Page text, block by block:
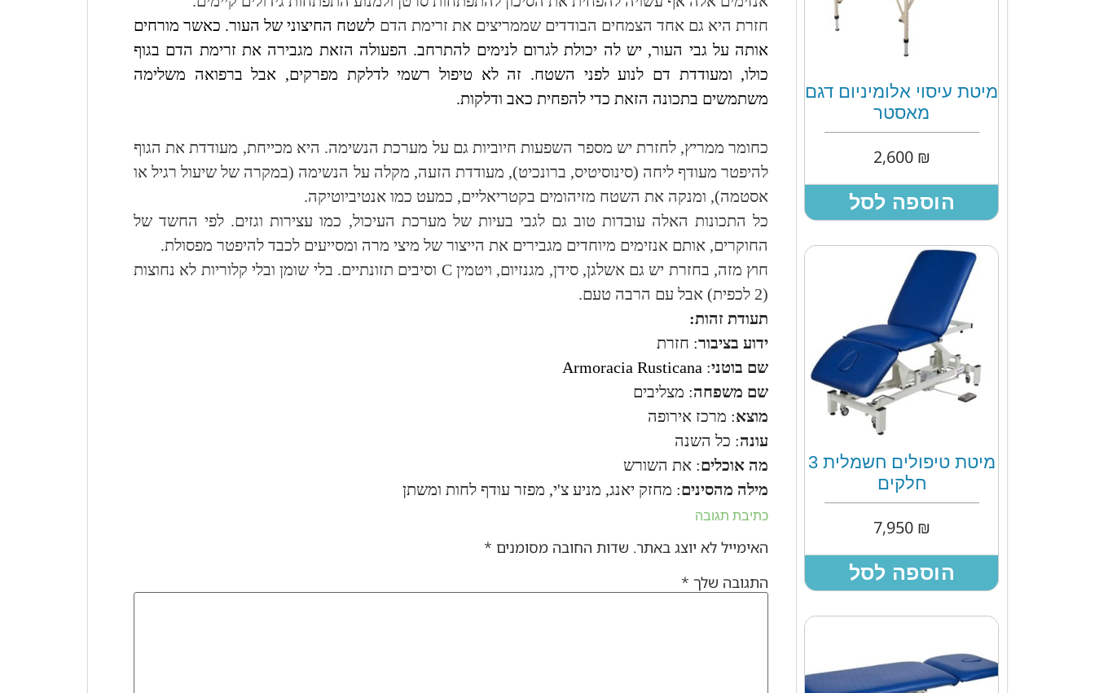
מיטת עיסוי אלומיניום דגם
מאסטר
₪
2,600
הוספה לסל
מיטת טיפולים חשמלית 3
חלקים
₪
7,950
הוספה לסל
חזרת היא גם אחד הצמחים הבודדים שממריצים את זרימת הדם לשטח החיצוני של העור. כאשר מורחים
אותה על גבי העור, יש לה יכולת לגרום לנימים להתרחב. הפעולה הזאת מגבירה את זרימת הדם בגוף
כולו, ומעודדת דם לנוע לפני השטח. זה לא טיפול רשמי לדלקת מפרקים, אבל ברפואה משלימה
משתמשים בתכונה הזאת כדי להפחית כאב ודלקות.
כחומר ממריץ, לחזרת יש מספר השפעות חיוביות גם על מערכת הנשימה. היא מכייחת, מעודדת את הגוף
להיפטר מעודף ליחה (סינוסיטיס, ברונכיט), מעודדת הזעה, מקלה על הנשימה (במקרה של שיעול רגיל או
אסטמה), ומנקה את השטח מזיהומים בקטריאליים, כמעט כמו אנטיביוטיקה.
כל התכונות האלה עובדות טוב גם לגבי בעיות של מערכת העיכול, כמו עצירות וגזים. לפי החשד של
החוקרים, אותם אנזימים מיוחדים מגבירים את הייצור של מיצי מרה ומסייעים לכבד להיפטר מפסולת.
חוץ מזה, בחזרת יש גם אשלגן, סידן, מגנזיום, ויטמיןC וסיבים תזונתיים. בלי שומן ובלי קלוריות לא נחוצות
(2 לכפית) אבל עם הרבה טעם.
תעודת זהות:
ידוע בציבור: חזרת
שם בוטני:
Armoracia Rusticana
שם משפחה: מצליבים
מוצא: מרכז אירופה
עונה: כל השנה
מה אוכלים: את השורש
מילה מהסינים: מחזק יאנג, מניע צ'י, מפזר עודף לחות ומשתן
כתיבת תגובה
האימייל לא יוצג באתר. שדות החובה מסומנים *
התגובה שלך *